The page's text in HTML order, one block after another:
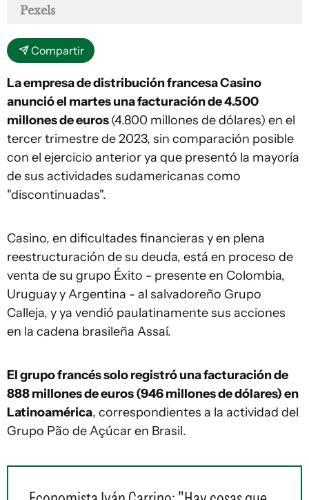
Pexels
Compartir
La empresa de distribución francesa Casino
anunció el martes una facturación de 4.500
millones de euros(4.800 millones de dólares) en el
tercer trimestre de 2023, sin comparación posible
con el ejercicio anterior ya que presentó la mayoría
de sus actividades sudamericanas como
"discontinuadas".
Casino, en dificultades financieras y en plena
reestructuración de su deuda, está en proceso de
venta de su grupo Éxito - presente en Colombia,
Uruguay y Argentina - al salvadoreño Grupo
Calleja, y ya vendió paulatinamente sus acciones
en la cadena brasileña Assaí.
El grupo francés solo registró una facturación de
888 millones de euros (946 millones de dólares) en
Latinoamérica, correspondientes a la actividad del
Grupo Pão de Açúcar en Brasil.